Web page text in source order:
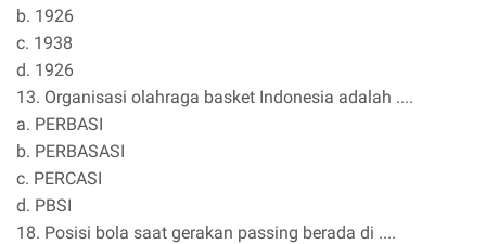
b. 1926
c. 1938
d. 1926
13. Organisasi olahraga basket Indonesia adalah ....
a. PERBASI
b. PERBASASI
c. PERCASI
d. PBSI
18. Posisi bola saat gerakan passing berada di ....